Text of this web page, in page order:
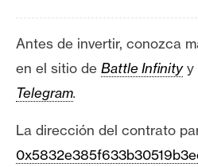
Antes de invertir, conozca
en el sitio de Battle Infinityy
Telegram.
La dirección del contrato